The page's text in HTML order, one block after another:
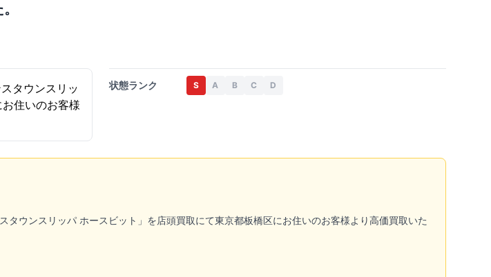
状態ランク S A B C D
タウンスリッパ ホースビット」を店頭買取にて東京都板橋区にお住いのお客様より高価買取いた